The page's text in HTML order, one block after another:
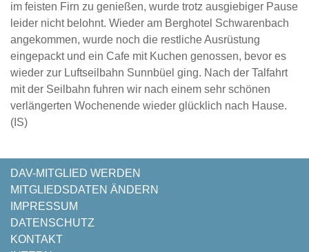
im feisten Firn zu genießen, wurde trotz ausgiebiger Pause
leider nicht belohnt. Wieder am Berghotel Schwarenbach
angekommen, wurde noch die restliche Ausrüstung
eingepackt und ein Cafe mit Kuchen genossen, bevor es
wieder zur Luftseilbahn Sunnbüel ging. Nach der Talfahrt
mit der Seilbahn fuhren wir nach einem sehr schönen
verlängerten Wochenende wieder glücklich nach Hause.
(IS)
NAVIGATION
ÜBERSPRINGEN
DAV-MITGLIED WERDEN
MITGLIEDSDATEN ÄNDERN
IMPRESSUM
DATENSCHUTZ
KONTAKT